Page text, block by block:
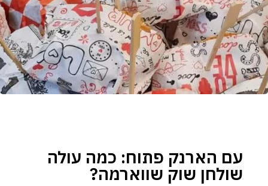
עם הארנק פתוח: כמה עולה
שולחן שוק שווארמה?